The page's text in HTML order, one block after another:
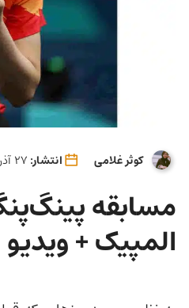
کوثر غلامی انتشار:
مسابقه
المپیک +‌ ویدیو